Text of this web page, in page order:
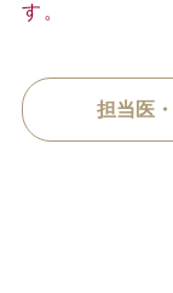
す。
担当医